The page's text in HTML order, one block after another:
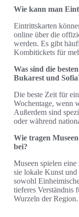
Wie kann man
Eintrittskarten
online über die
werden. Es gibt
Kombitickets für
Was sind die
Bukarest und
Die beste Zeit für
Wochentage, wenn
Außerdem sind
oder während
Wie tragen
bei?
Museen spielen
sie lokale Kunst und
sowohl
tieferes Verständnis
Wurzeln der Region.